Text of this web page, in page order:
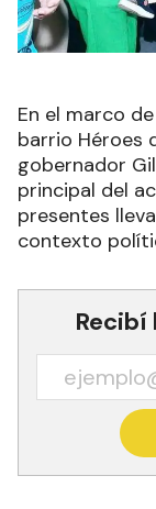
En el marco
barrio Héroes
gobernador
principal del
presentes
contexto
Recibí